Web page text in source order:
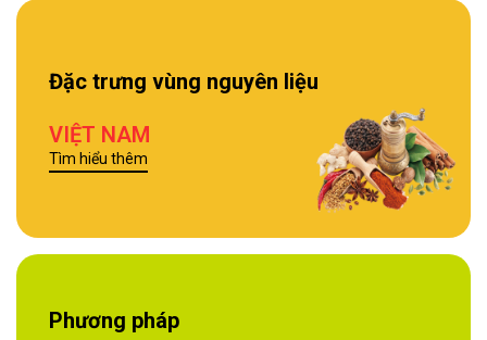
Đặc trưng vùng nguyên liệu
VIỆT NAM
Tìm hiểu thêm
Phương pháp